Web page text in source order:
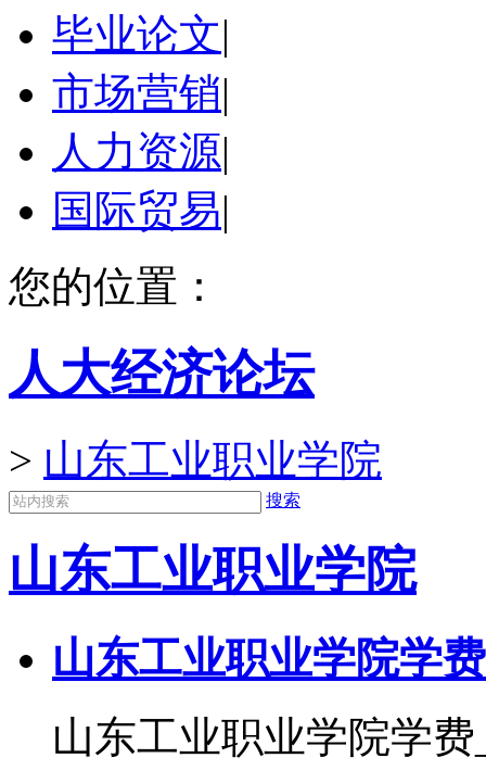
毕业论文|
市场营销|
人力资源|
国际贸易|
您的位置：
人大经济论坛
> 山东工业职业学院
搜索
山东工业职业学院
山东工业职业学院学
山东工业职业学院学